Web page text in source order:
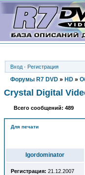
Вход · Регистрация
Форумы R7 DVD » HD »
Crystal Digital
Всего сообщений: 489
Для печати
Igordominator
Регистрация: 21.12.2007